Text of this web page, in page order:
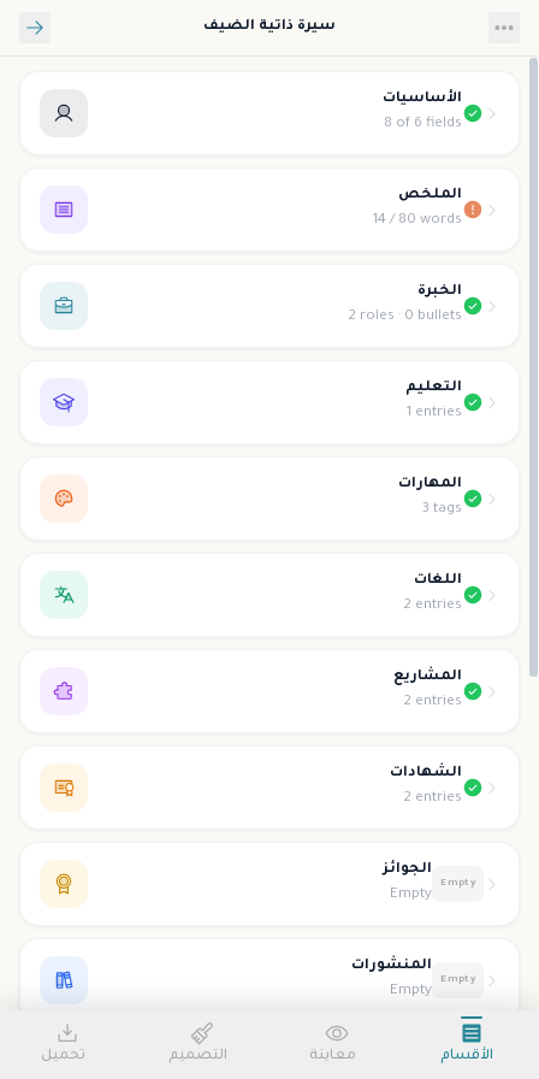
تخطي إلى المحتوى الرئيسيسيرة ذاتية الضيف
الأساسيات
8 of 6 fields
الملخص
14 / 80 words
الخبرة
2 roles · 0 bullets
التعليم
1 entries
المهارات
3 tags
اللغات
2 entries
المشاريع
2 entries
الشهادات
2 entries
الجوائز
Empty
Empty
المنشورات
Empty
Empty
الأقسام معاينة التصميم تحميل